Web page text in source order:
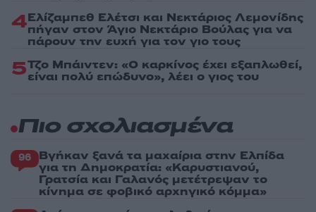
4Ελίζαμπεθ Ελέτσι και Νεκτάριος Λεμονίδης
πήγαν στον Άγιο Νεκτάριο Βούλας για να
πάρουν την ευχή για τον γιο τους
5Τζο Μπάιντεν: «Ο καρκίνος έχει εξαπλωθεί,
είναι πολύ επώδυνο», λέει ο γιος του
Πιο σχολιασμένα
96 Βγήκαν ξανά τα μαχαίρια στην Ελπίδα
για τη Δημοκρατία: «Καρυστιανού,
Γρατσία και Γαλανός μετέτρεψαν το
κίνημα σε φοβικό αρχηγικό κόμμα»